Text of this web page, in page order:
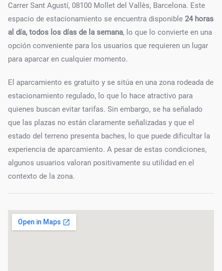
Carrer Sant Agustí, 08100 Mollet del Vallès, Barcelona. Este
espacio de estacionamiento se encuentra disponible 24 horas
al día, todos los días de la semana, lo que lo convierte en una
opción conveniente para los usuarios que requieren un lugar
para aparcar en cualquier momento.
El aparcamiento es gratuito y se sitúa en una zona rodeada de
estacionamiento regulado, lo que lo hace atractivo para
quienes buscan evitar tarifas. Sin embargo, se ha señalado
que las plazas no están claramente señalizadas y que el
estado del terreno presenta baches, lo que puede dificultar la
experiencia de aparcamiento. A pesar de estas condiciones,
algunos usuarios valoran positivamente su utilidad en el
contexto de la zona.